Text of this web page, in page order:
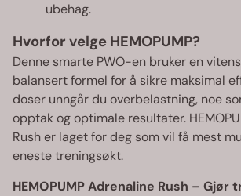
ubehag.
Hvorfor velge HEMOPUMP?
Denne smarte PWO-en bruker en
balansert formel for å sikre maksimal
doser unngår du overbelastning, noe
opptak og optimale resultater.
Rush er laget for deg som vil få mest
eneste treningsøkt.
HEMOPUMP Adrenaline Rush – Gjør